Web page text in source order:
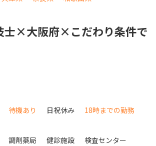
士×大阪府×こだわり条件で
待機あり 日祝休み
18時までの勤務
調剤薬局 健診施設
検査センター